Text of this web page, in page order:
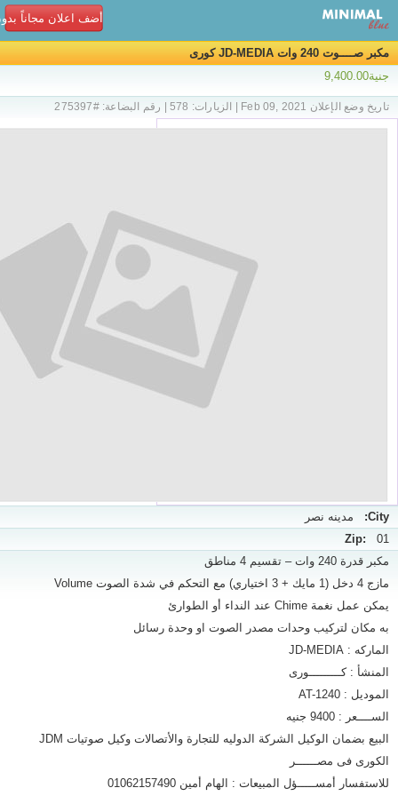
أضف اعلان مجاناً
مكبر صــــوت 240 وات JD-MEDIA كورى
جنية9,400.00
تاريخ وضع الإعلان Feb 09, 2021 | الزيارات: 578 | رقم البضاعة: #275397
City:
مدينه نصر
Zip: 01
مكبر قدرة 240 وات – تقسيم 4 مناطق
مازج 4 دخل (1 مايك + 3 اختياري) مع التحكم في شدة الصوت Volume
يمكن عمل نغمة Chime عند النداء أو الطوارئ
به مكان لتركيب وحدات مصدر الصوت او وحدة رسائل
الماركه : JD-MEDIA
المنشأ : كـــــــــورى
الموديل : AT-1240
الســــعر : 9400 جنيه
البيع بضمان الوكيل الشركة الدوليه للتجارة والأتصالات وكيل صوتيات JDM
الكورى فى مصــــــر
للاستفسار أمســـــؤل المبيعات : الهام أمين 01062157490